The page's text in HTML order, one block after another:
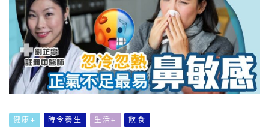
健康+ 時令養生 生活+ 飲食